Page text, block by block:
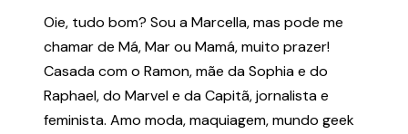
Oie, tudo bom? Sou a Marcella, mas pode me
chamar de Má, Mar ou Mamá, muito prazer!
Casada com o Ramon, mãe da Sophia e do
Raphael, do Marvel e da Capitã, jornalista e
feminista. Amo moda, maquiagem, mundo geek